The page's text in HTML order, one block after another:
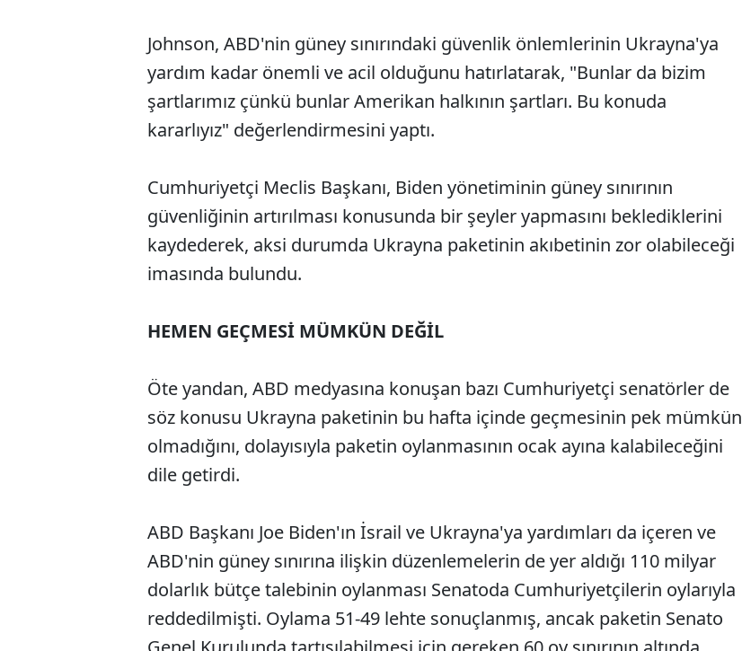
Johnson, ABD'nin güney sınırındaki güvenlik önlemlerinin Ukrayna'ya
yardım kadar önemli ve acil olduğunu hatırlatarak, "Bunlar da bizim
şartlarımız çünkü bunlar Amerikan halkının şartları. Bu konuda
kararlıyız" değerlendirmesini yaptı.
Cumhuriyetçi Meclis Başkanı, Biden yönetiminin güney sınırının
güvenliğinin artırılması konusunda bir şeyler yapmasını beklediklerini
kaydederek, aksi durumda Ukrayna paketinin akıbetinin zor olabileceği
imasında bulundu.
HEMEN GEÇMESİ MÜMKÜN DEĞİL
Öte yandan, ABD medyasına konuşan bazı Cumhuriyetçi senatörler de
söz konusu Ukrayna paketinin bu hafta içinde geçmesinin pek mümkün
olmadığını, dolayısıyla paketin oylanmasının ocak ayına kalabileceğini
dile getirdi.
ABD Başkanı Joe Biden'ın İsrail ve Ukrayna'ya yardımları da içeren ve
ABD'nin güney sınırına ilişkin düzenlemelerin de yer aldığı 110 milyar
dolarlık bütçe talebinin oylanması Senatoda Cumhuriyetçilerin oylarıyla
reddedilmişti. Oylama 51-49 lehte sonuçlanmış, ancak paketin Senato